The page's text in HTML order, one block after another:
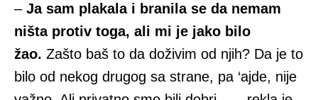
– Ja sam plakala i branila se da nemam
ništa protiv toga, ali mi je jako bilo
žao. Zašto baš to da doživim od njih? Da je to
bilo od nekog drugog sa strane, pa ‘ajde, nije